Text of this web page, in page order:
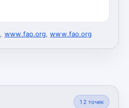
, www.fao.org,www.fao.org
12 точек